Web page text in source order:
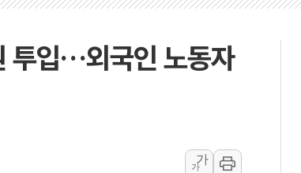
청와대, 북한 단거리 탄도미사일 발사에 긴급 안
금값 7주 만에 최고…美 고용 둔화·호르무즈 재
'월가의 황제' 다이먼 "금융시장 레버리지 위
투입…외국인 노동자
가
가